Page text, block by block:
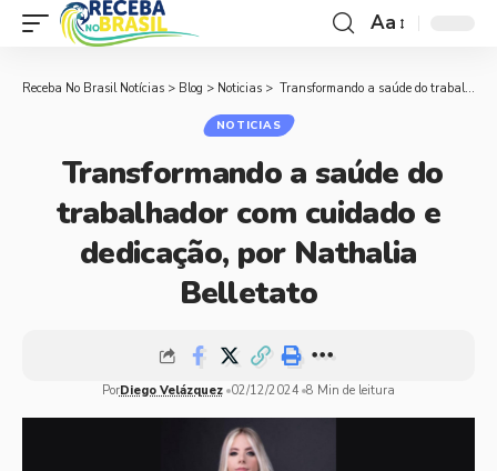
Aa
Receba No Brasil Notícias > Blog > Noticias > Transformando a saúde do trabalhador com cuidado e dedicação, por Nathalia Belletato
NOTICIAS
Transformando a saúde do
trabalhador com cuidado e
dedicação, por Nathalia
Belletato
PorDiego Velázquez 02/12/2024 8 Min de leitura